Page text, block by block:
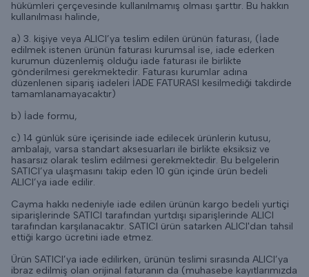
hükümleri çerçevesinde kullanılmamış olması şarttır. Bu hakkın
kullanılması halinde,
a) 3. kişiye veya ALICI’ya teslim edilen ürünün faturası, (İade
edilmek istenen ürünün faturası kurumsal ise, iade ederken
kurumun düzenlemiş olduğu iade faturası ile birlikte
gönderilmesi gerekmektedir. Faturası kurumlar adına
düzenlenen sipariş iadeleri İADE FATURASI kesilmediği takdirde
tamamlanamayacaktır)
b) İade formu,
c) 14 günlük süre içerisinde iade edilecek ürünlerin kutusu,
ambalajı, varsa standart aksesuarları ile birlikte eksiksiz ve
hasarsız olarak teslim edilmesi gerekmektedir. Bu belgelerin
SATICI’ya ulaşmasını takip eden 10 gün içinde ürün bedeli
ALICI’ya iade edilir.
Cayma hakkı nedeniyle iade edilen ürünün kargo bedeli yurtiçi
siparişlerinde SATICI tarafından yurtdışı siparişlerinde ALICI
tarafından karşılanacaktır. SATICI ürün satarken ALICI'dan tahsil
ettiği kargo ücretini iade etmez.
Ürün SATICI’ya iade edilirken, ürünün teslimi sırasında ALICI’ya
ibraz edilmiş olan orijinal faturanın da (muhasebe kayıtlarımızda